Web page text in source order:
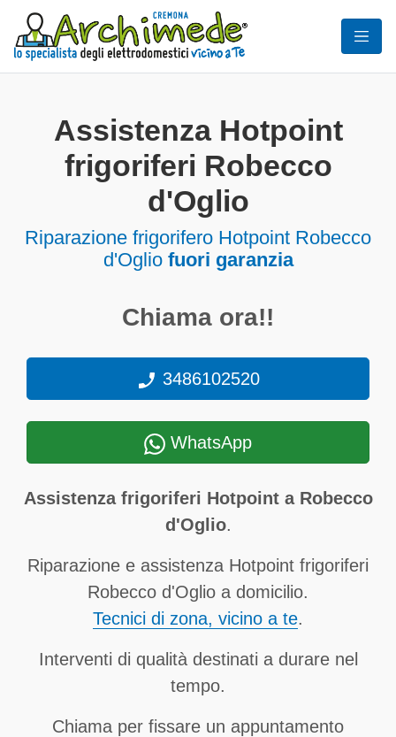
Assistenza Hotpoint
frigoriferi Robecco
d'Oglio
Riparazione frigorifero Hotpoint Robecco
d'Oglio fuori garanzia
Chiama ora!!
3486102520
WhatsApp
Assistenza frigoriferi Hotpoint a Robecco
d'Oglio.
Riparazione e assistenza Hotpoint frigoriferi
Robecco d'Oglio a domicilio.
Tecnici di zona, vicino a te.
Interventi di qualità destinati a durare nel
tempo.
Chiama per fissare un appuntamento